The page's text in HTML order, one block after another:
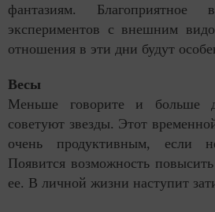
фантазиям.
экспериментов с внешним
отношения в эти дни будут
Весы
Меньше говорите и больше
советуют звезды. Этот
очень продуктивным, если
Появится возможность
ее. В личной жизни наступит